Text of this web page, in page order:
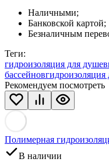
Наличными;
Банковской картой;
Безналичным
Теги:
гидроизоляция для
бассейновгидроизоляция
Рекомендуем посмотреть
Полимерная
В наличии